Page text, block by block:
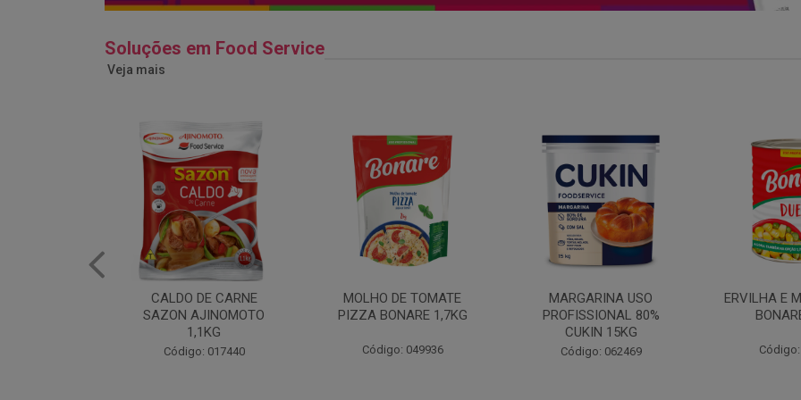
Soluções em Food Service
Veja mais
MOLHO DE TOMATE
PIZZA BONARE 1,7KG
Código: 049936
MARGARINA USO
PROFISSIONAL 80%
Código: 062469
ERVILHA E MILHO DUETO
BONARE 1,7KG
Código: 039756
BATATA